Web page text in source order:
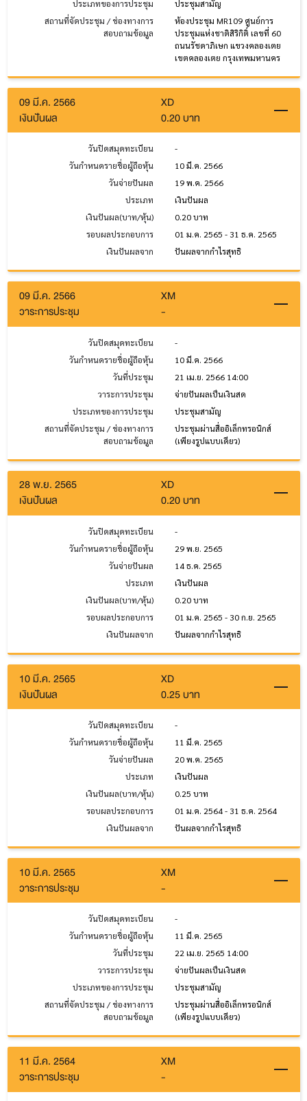
ประเภทของการประชุม
ประชุมสามัญ
สถานที่จัดประชุม / ช่องทางการ
สอบถามข้อมูล
ห้องประชุม MR109 ศูนย์การ
ประชุมแห่งชาติสิริกิติ์ เลขที่ 60
ถนนรัชดาภิเษก แขวงคลองเตย
เขตคลองเตย กรุงเทพมหานคร
09 มี.ค. 2566
XD
เงินปันผล
0.20 บาท
วันปิดสมุดทะเบียน
-
วันกำหนดรายชื่อผู้ถือหุ้น
10 มี.ค. 2566
วันจ่ายปันผล
19 พ.ค. 2566
ประเภท
เงินปันผล
เงินปันผล(บาท/หุ้น)
0.20 บาท
รอบผลประกอบการ
01 ม.ค. 2565 - 31 ธ.ค. 2565
เงินปันผลจาก
ปันผลจากกำไรสุทธิ
09 มี.ค. 2566
XM
วาระการประชุม
-
วันปิดสมุดทะเบียน
-
วันกำหนดรายชื่อผู้ถือหุ้น
10 มี.ค. 2566
วันที่ประชุม
21 เม.ย. 2566 14:00
วาระการประชุม
จ่ายปันผลเป็นเงินสด
ประเภทของการประชุม
ประชุมสามัญ
สถานที่จัดประชุม / ช่องทางการ
สอบถามข้อมูล
ประชุมผ่านสื่ออิเล็กทรอนิกส์
(เพียงรูปแบบเดียว)
28 พ.ย. 2565
XD
เงินปันผล
0.20 บาท
วันปิดสมุดทะเบียน
-
วันกำหนดรายชื่อผู้ถือหุ้น
29 พ.ย. 2565
วันจ่ายปันผล
14 ธ.ค. 2565
ประเภท
เงินปันผล
เงินปันผล(บาท/หุ้น)
0.20 บาท
รอบผลประกอบการ
01 ม.ค. 2565 - 30 ก.ย. 2565
เงินปันผลจาก
ปันผลจากกำไรสุทธิ
10 มี.ค. 2565
XD
เงินปันผล
0.25 บาท
วันปิดสมุดทะเบียน
-
วันกำหนดรายชื่อผู้ถือหุ้น
11 มี.ค. 2565
วันจ่ายปันผล
20 พ.ค. 2565
ประเภท
เงินปันผล
เงินปันผล(บาท/หุ้น)
0.25 บาท
รอบผลประกอบการ
01 ม.ค. 2564 - 31 ธ.ค. 2564
เงินปันผลจาก
ปันผลจากกำไรสุทธิ
10 มี.ค. 2565
XM
วาระการประชุม
-
วันปิดสมุดทะเบียน
-
วันกำหนดรายชื่อผู้ถือหุ้น
11 มี.ค. 2565
วันที่ประชุม
22 เม.ย. 2565 14:00
วาระการประชุม
จ่ายปันผลเป็นเงินสด
ประเภทของการประชุม
ประชุมสามัญ
สถานที่จัดประชุม / ช่องทางการ
สอบถามข้อมูล
ประชุมผ่านสื่ออิเล็กทรอนิกส์
(เพียงรูปแบบเดียว)
11 มี.ค. 2564
XM
วาระการประชุม
-